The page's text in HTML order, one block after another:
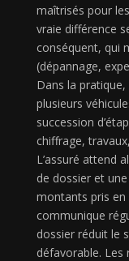
maîtrisés pour
vraie différence
conséquent, qui
(dépannage,
Dans la
plusieurs
succession
chiffrage,
L’assuré attend
de dossier et
montants pris en
communique
dossier réduit le
défavorable. Les